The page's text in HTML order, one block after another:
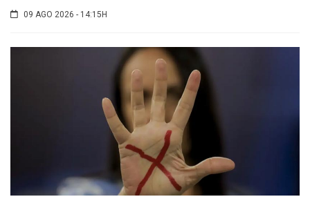
09 AGO 2026 - 14:15H